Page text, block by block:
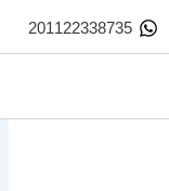
201122338735